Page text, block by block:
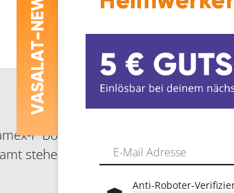
P Bohrungen zu verdecken.
stehen elf verschiedene Farben
V
ASALAT
-NEWS
Anti-Roboter-